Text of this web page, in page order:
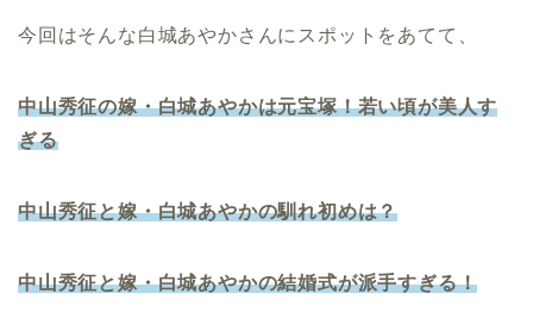
今回はそんな白城あやかさんにスポットをあてて、
中山秀征の嫁・白城あやかは元宝塚！若い頃が美人す
ぎる
中山秀征と嫁・白城あやかの馴れ初めは？
中山秀征と嫁・白城あやかの結婚式が派手すぎる！